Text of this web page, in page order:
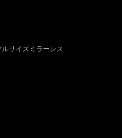
サイズミラーレス